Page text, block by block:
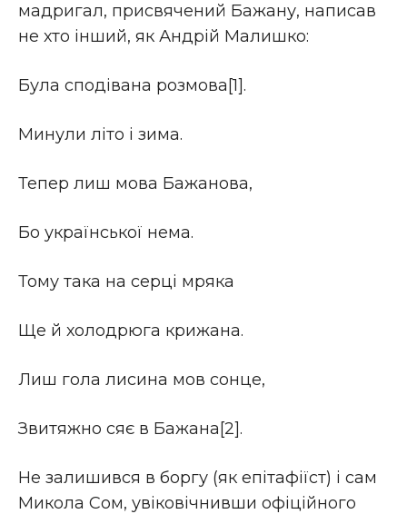
мадригал, присвячений Бажану, написав
не хто інший, як Андрій Малишко:
Була сподівана розмова[1].
Минули літо і зима.
Тепер лиш мова Бажанова,
Бо української нема.
Тому така на серці мряка
Ще й холодрюга крижана.
Лиш гола лисина мов сонце,
Звитяжно сяє в Бажана[2].
Не залишився в боргу (як епітафіїст) і сам
Микола Сом, увіковічнивши офіційного